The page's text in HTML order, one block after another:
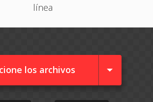
línea
los archivos